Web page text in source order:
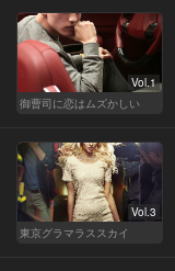
Vol.1
御曹司に恋はムズかしい
Vol.3
東京グラマラススカイ